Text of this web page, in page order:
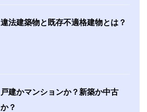
違法建築物と既存不適格建物とは？
戸建かマンションか？新築か中古
か？